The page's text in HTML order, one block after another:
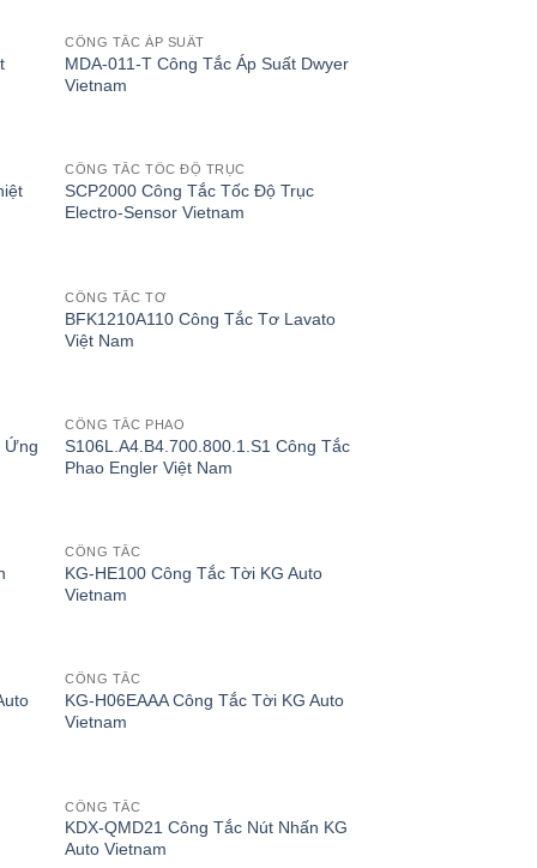
CÔNG TẮC ÁP SUẤT
MDA-011-T Công Tắc Áp Suất Dwyer
Vietnam
CÔNG TẮC TỐC ĐỘ TRỤC
SCP2000 Công Tắc Tốc Độ Trục
Electro-Sensor Vietnam
CÔNG TẮC TƠ
BFK1210A110 Công Tắc Tơ Lavato
Việt Nam
Ứng
CÔNG TẮC PHAO
S106L.A4.B4.700.800.1.S1 Công Tắc
Phao Engler Việt Nam
CÔNG TẮC
KG-HE100 Công Tắc Tời KG Auto
Vietnam
CÔNG TẮC
KG-H06EAAA Công Tắc Tời KG Auto
Vietnam
CÔNG TẮC
KDX-QMD21 Công Tắc Nút Nhấn KG
Auto Vietnam